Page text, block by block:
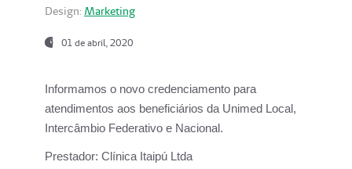
Design: Marketing
01 de abril, 2020
Informamos o novo credenciamento para
atendimentos aos beneficiários da Unimed Local,
Intercâmbio Federativo e Nacional.
Prestador: Clínica Itaipú Ltda